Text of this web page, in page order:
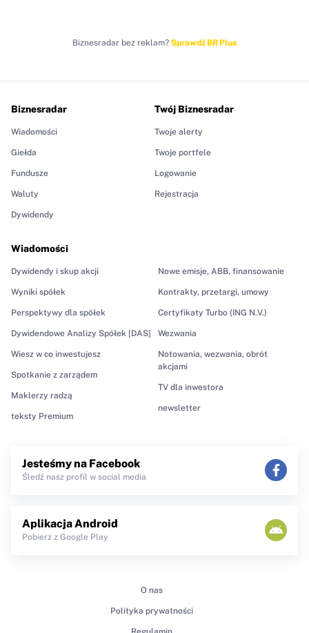
Biznesradar bez reklam? Sprawdź BR Plus
Biznesradar
Wiadomości
Giełda
Fundusze
Waluty
Dywidendy
Wiadomości
Dywidendy i skup akcji
Wyniki spółek
Perspektywy dla spółek
Dywidendowe Analizy Spółek [DAS]
Wiesz w co inwestujesz
Spotkanie z zarządem
Maklerzy radzą
teksty Premium
Nowe emisje, ABB, finansowanie
Kontrakty, przetargi, umowy
Certyfikaty Turbo (ING N.V.)
Wezwania
Notowania, wezwania, obrót
akcjami
TV dla inwestora
newsletter
Twój Biznesradar
Twoje alerty
Twoje portfele
Logowanie
Rejestracja
Jesteśmy na Facebook
Śledź nasz profil w social media
Aplikacja Android
Pobierz z Google Play
O nas
Polityka prywatności